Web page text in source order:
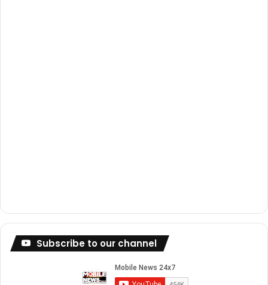
Subscribe to our channel